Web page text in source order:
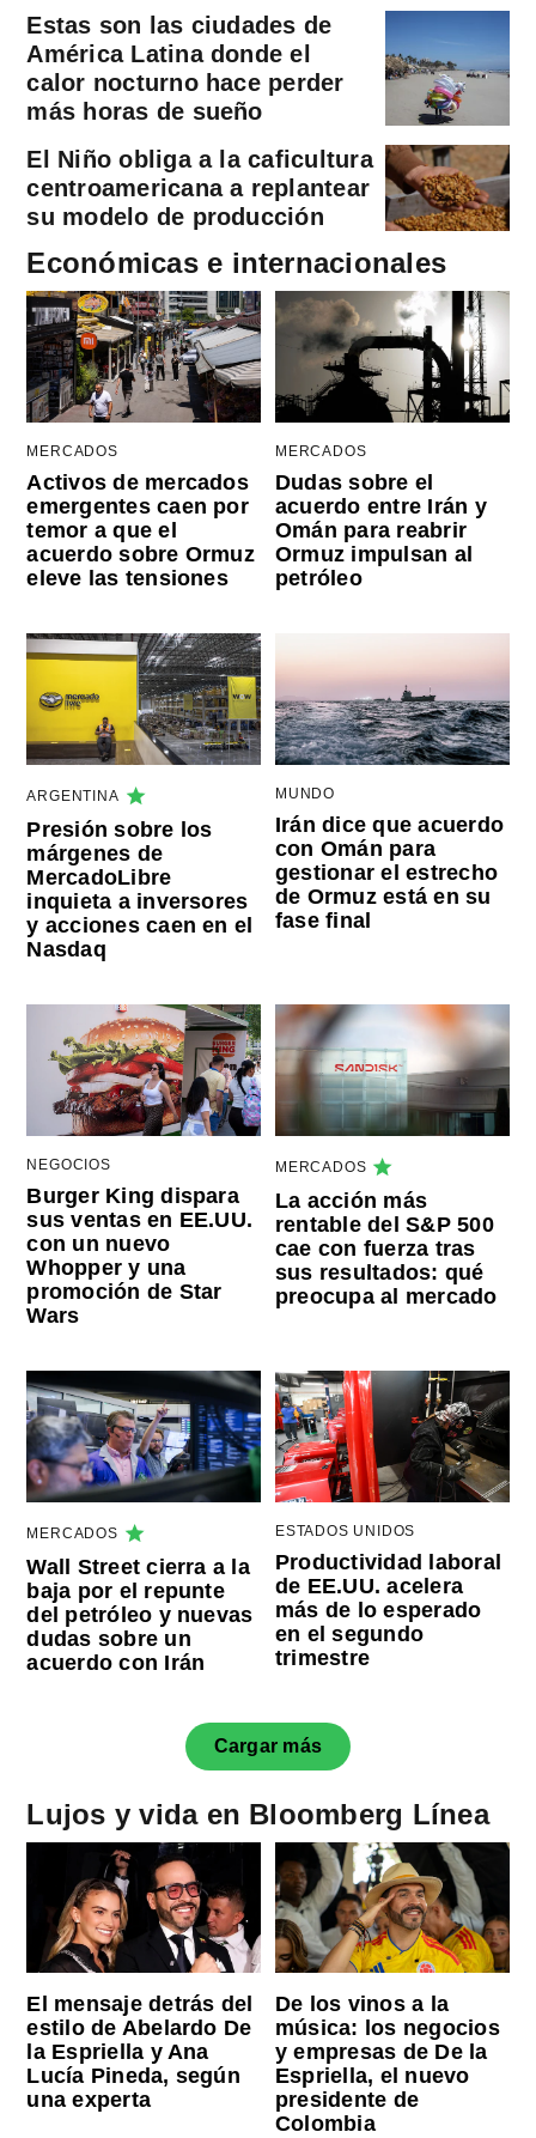
Estas son las ciudades de
América Latina donde el
calor nocturno hace perder
más horas de sueño
El Niño obliga a la caficultura
centroamericana a replantear
su modelo de producción
Económicas e internacionales
MERCADOS
Activos de mercados
emergentes caen por
temor a que el
acuerdo sobre Ormuz
eleve las tensiones
MERCADOS
Dudas sobre el
acuerdo entre Irán y
Omán para reabrir
Ormuz impulsan al
petróleo
ARGENTINA
Presión sobre los
márgenes de
MercadoLibre
inquieta a inversores
y acciones caen en el
Nasdaq
MUNDO
Irán dice que acuerdo
con Omán para
gestionar el estrecho
de Ormuz está en su
fase final
NEGOCIOS
Burger King dispara
sus ventas en EE.UU.
con un nuevo
Whopper y una
promoción de Star
Wars
MERCADOS
La acción más
rentable del S&P 500
cae con fuerza tras
sus resultados: qué
preocupa al mercado
MERCADOS
Wall Street cierra a la
baja por el repunte
del petróleo y nuevas
dudas sobre un
acuerdo con Irán
ESTADOS UNIDOS
Productividad laboral
de EE.UU. acelera
más de lo esperado
en el segundo
trimestre
Cargar más
Lujos y vida en Bloomberg Línea
El mensaje detrás del
estilo de Abelardo De
la Espriella y Ana
Lucía Pineda, según
una experta
De los vinos a la
música: los negocios
y empresas de De la
Espriella, el nuevo
presidente de
Colombia